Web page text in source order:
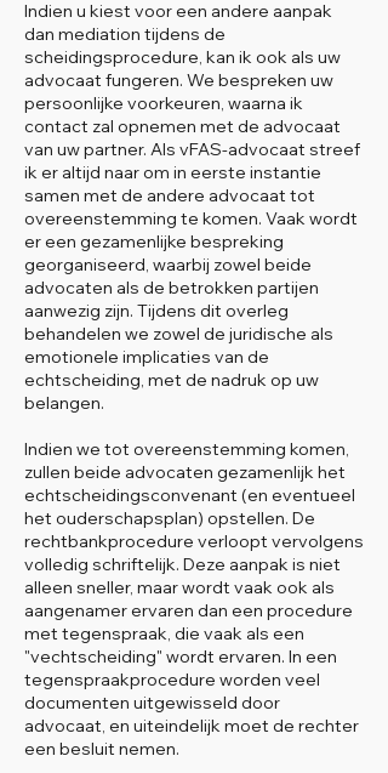
Indien u kiest voor een andere aanpak
dan mediation tijdens de
scheidingsprocedure, kan ik ook als uw
advocaat fungeren. We bespreken uw
persoonlijke voorkeuren, waarna ik
contact zal opnemen met de advocaat
van uw partner. Als vFAS-advocaat streef
ik er altijd naar om in eerste instantie
samen met de andere advocaat tot
overeenstemming te komen. Vaak wordt
er een gezamenlijke bespreking
georganiseerd, waarbij zowel beide
advocaten als de betrokken partijen
aanwezig zijn. Tijdens dit overleg
behandelen we zowel de juridische als
emotionele implicaties van de
echtscheiding, met de nadruk op uw
belangen.
Indien we tot overeenstemming komen,
zullen beide advocaten gezamenlijk het
echtscheidingsconvenant (en eventueel
het ouderschapsplan) opstellen. De
rechtbankprocedure verloopt vervolgens
volledig schriftelijk. Deze aanpak is niet
alleen sneller, maar wordt vaak ook als
aangenamer ervaren dan een procedure
met tegenspraak, die vaak als een
"vechtscheiding" wordt ervaren. In een
tegenspraakprocedure worden veel
documenten uitgewisseld door
advocaat, en uiteindelijk moet de rechter
een besluit nemen.